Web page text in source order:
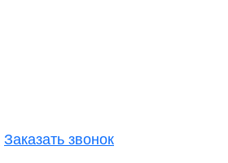
Заказать звонок